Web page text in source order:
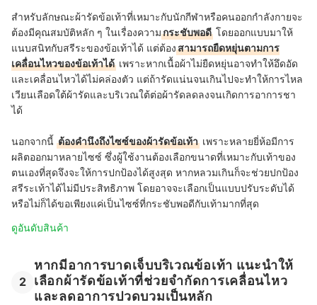
สำหรับลักษณะผ้ารัดข้อเท้าที่เหมาะกับนักกีฬาหรือคนออกกำลังกายจะ
ต้องมีคุณสมบัติหลัก ๆ ในเรื่องความกระชับพอดี โดยออกแบบมาให้
แนบสนิทกับสรีระของข้อเท้าได้ แต่ต้องสามารถยืดหยุ่นตามการ
เคลื่อนไหวของข้อเท้าได้ เพราะหากเนื้อผ้าไม่ยืดหยุ่นอาจทำให้อึดอัด
และเคลื่อนไหวได้ไม่คล่องตัว แต่ถ้ารัดแน่นจนเกินไปจะทำให้การไหล
เวียนเลือดใต้ผ้ารัดและบริเวณใต้ต่อผ้ารัดลดลงจนเกิดการอาการชา
ได้
นอกจากนี้ ต้องคำนึงถึงไซซ์ของผ้ารัดข้อเท้า เพราะหลายยี่ห้อมีการ
ผลิตออกมาหลายไซซ์ ซึ่งผู้ใช้งานต้องเลือกขนาดที่เหมาะกับเท้าของ
ตนเองที่สุดจึงจะให้การปกป้องได้สูงสุด หากหลวมเกินก็จะช่วยปกป้อง
สรีระเท้าได้ไม่มีประสิทธิภาพ โดยอาจจะเลือกเป็นแบบปรับระดับได้
หรือไม่ก็ได้ขอเพียงแค่เป็นไซซ์ที่กระชับพอดีกับเท้ามากที่สุด
ดูอันดับสินค้า
2
หากมีอาการบาดเจ็บบริเวณข้อเท้า แนะนำให้
เลือกผ้ารัดข้อเท้าที่ช่วยจำกัดการเคลื่อนไหว
และลดอาการปวดบวมเป็นหลัก